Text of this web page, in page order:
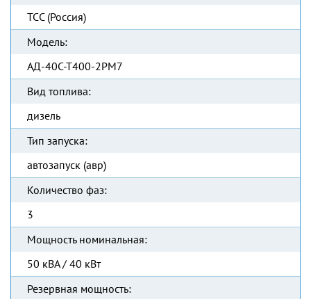
ТСС (Россия)
Модель:
АД-40С-Т400-2РМ7
Вид топлива:
дизель
Тип запуска:
автозапуск (авр)
Количество фаз:
3
Мощность номинальная:
50 кВА / 40 кВт
Резервная мощность: